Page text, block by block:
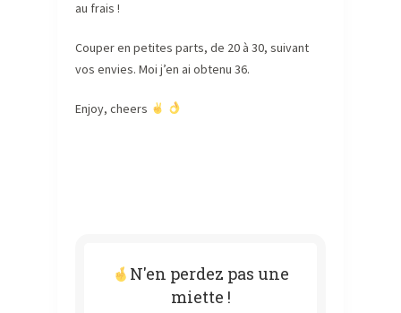
au frais !
Couper en petites parts, de 20 à 30, suivant
vos envies. Moi j’en ai obtenu 36.
Enjoy, cheers
N'en perdez pas une
miette !